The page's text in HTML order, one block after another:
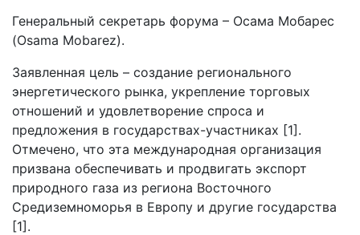
Генеральный секретарь форума – Осама Мобарес
(Osama Mobarez).
Заявленная цель – создание регионального
энергетического рынка, укрепление торговых
отношений и удовлетворение спроса и
предложения в государствах-участниках [1].
Отмечено, что эта международная организация
призвана обеспечивать и продвигать экспорт
природного газа из региона Восточного
Средиземноморья в Европу и другие государства
[1].